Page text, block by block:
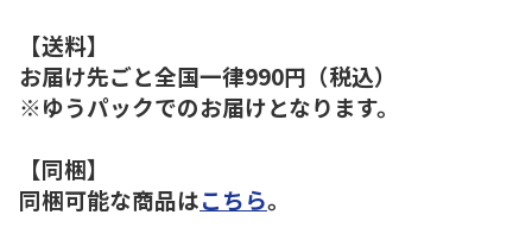
【送料】
お届け先ごと全国一律990円（税込）
※ゆうパックでのお届けとなります。
【同梱】
同梱可能な商品はこちら。